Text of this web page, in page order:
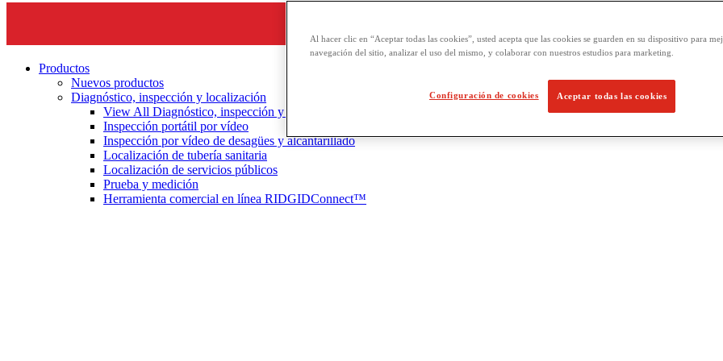
Productos
Nuevos productos
Diagnóstico, inspección y localización
View All Diagnóstico, inspección y localización
Inspección portátil por vídeo
Inspección por vídeo de desagües y alcantarillado
Localización de tubería sanitaria
Localización de servicios públicos
Prueba y medición
Herramienta comercial en línea RIDGIDConnect™
Al hacer clic en “Aceptar todas las cookies”, usted acepta que las cookies se guarden en su dispositivo para
navegación del sitio, analizar el uso del mismo, y colaborar con nuestros estudios para marketing.
Configuración de cookies Aceptar todas las cookies